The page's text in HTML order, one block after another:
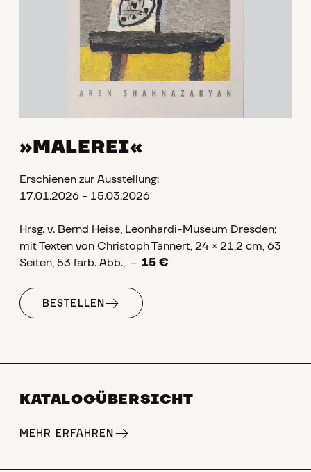
»MALEREI«
Erschienen zur Ausstellung:
17.01.2026 - 15.03.2026
Hrsg. v. Bernd Heise, Leonhardi-Museum Dresden;
mit Texten von Christoph Tannert, 24 × 21,2 cm, 63
Seiten, 53 farb. Abb., -- 15 €
BESTELLEN
KATALOGÜBERSICHT
MEHR ERFAHREN